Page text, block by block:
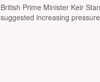
ends'
British Prime Minister Keir
suggested increasing